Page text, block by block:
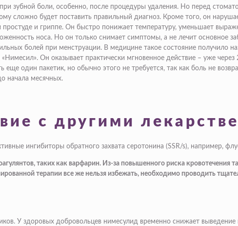
зубной боли, особенно, после процедуры удаления. Но перед
сложно будет поставить правильный диагноз. Кроме того, он
и гриппе. Он быстро понижает температуру, уменьшает
носа. Но он только снимает симптомы, а не лечит основное
болей при менструации. В медицине такое состояние получило
Он оказывает практически мгновенное действие – уже
еще один пакетик, но обычно этого не требуется, так как боль не
начала месячных.
с другими
ингибиторы обратного захвата серотонина (SSR/s), например,
таких как варфарин. Из-за повышенного риска
терапии все же нельзя избежать, необходимо проводить
У здоровых добровольцев нимесулид временно снижает